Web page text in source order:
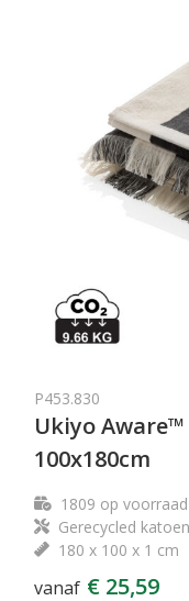
P453.830
Ukiyo
100x180cm
1809 op voorraad
Gerecycled
180 x 100 x 1 cm
vanaf € 25,59